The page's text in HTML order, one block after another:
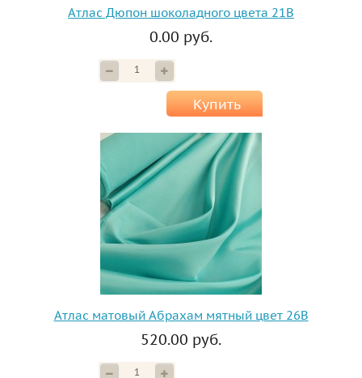
Атлас Дюпон шоколадного цвета 21В
0.00 руб.
Купить
Атлас матовый Абрахам мятный цвет 26B
520.00 руб.